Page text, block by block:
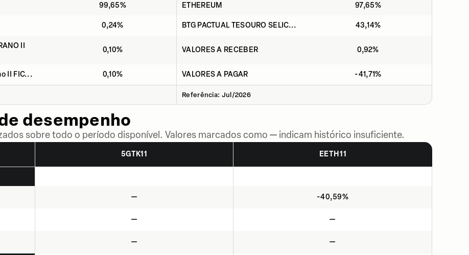
99,65% ETHEREUM 97,65%
0,24% BTG PACTUAL TESOURO SELIC... 43,14%
II
0,10% VALORES A RECEBER 0,92%
II FIC... 0,10% VALORES A PAGAR -41,71%
Referência: Jul/2026
desempenho
sobre todo o período disponível. Valores marcados como — indicam histórico insuficiente.
5GTK11 EETH11
— -40,59%
— —
— —